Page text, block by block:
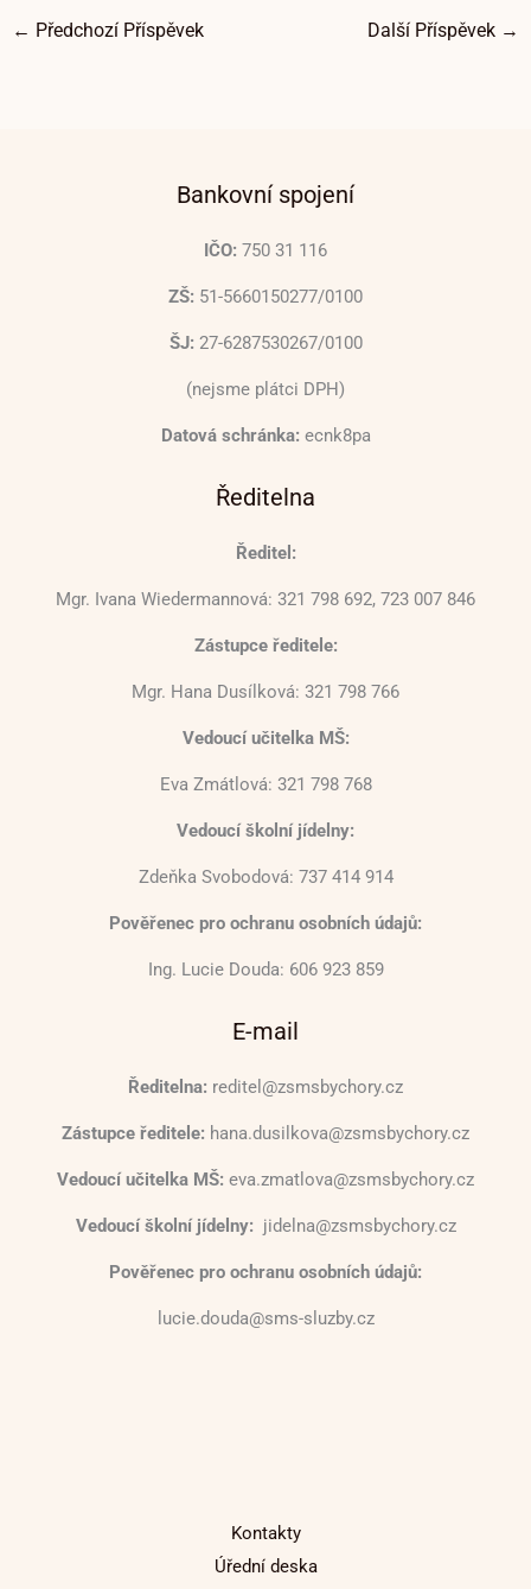
← Předchozí Příspěvek Další Příspěvek →
Bankovní spojení
IČO: 750 31 116
ZŠ: 51-5660150277/0100
ŠJ: 27-6287530267/0100
(nejsme plátci DPH)
Datová schránka: ecnk8pa
Ředitelna
Ředitel:
Mgr. Ivana Wiedermannová: 321 798 692, 723 007 846
Zástupce ředitele:
Mgr. Hana Dusílková: 321 798 766
Vedoucí učitelka MŠ:
Eva Zmátlová: 321 798 768
Vedoucí školní jídelny:
Zdeňka Svobodová: 737 414 914
Pověřenec pro ochranu osobních údajů:
Ing. Lucie Douda: 606 923 859
E-mail
Ředitelna: reditel@zsmsbychory.cz
Zástupce ředitele: hana.dusilkova@zsmsbychory.cz
Vedoucí učitelka MŠ: eva.zmatlova@zsmsbychory.cz
Vedoucí školní jídelny: jidelna@zsmsbychory.cz
Pověřenec pro ochranu osobních údajů:
lucie.douda@sms-sluzby.cz
Kontakty
Úřední deska